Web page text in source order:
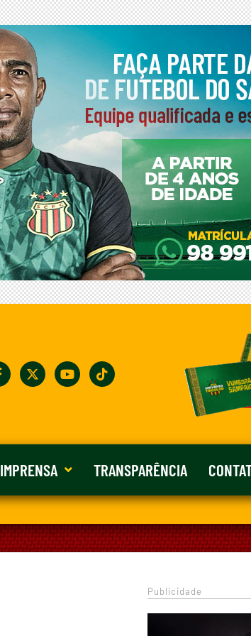
IMPRENSA TRANSPARÊNCIA
Publicidade